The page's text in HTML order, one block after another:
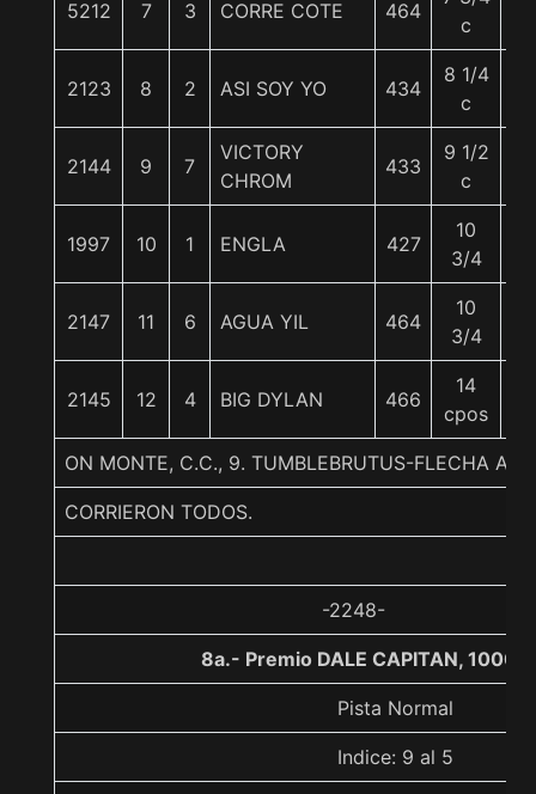
5212 7 3 CORRE COTE 464
c
2123 8 2 ASI SOY YO 434
8 1/4
c
2144 9 7
VICTORY
CHROM
433
9 1/2
c
1997 10 1 ENGLA 427
10
3/4
2147 11 6 AGUA YIL 464
10
3/4
2145 12 4 BIG DYLAN 466
14
cpos
ON MONTE, C.C., 9. TUMBLEBRUTUS-FLECHA
CORRIERON TODOS.
-2248-
8a.- Premio DALE CAPITAN, 1000
Pista Normal
Indice: 9 al 5